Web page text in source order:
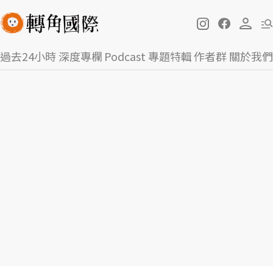
過去24小時深度專欄 Podcast 專題特輯作者群關於我們